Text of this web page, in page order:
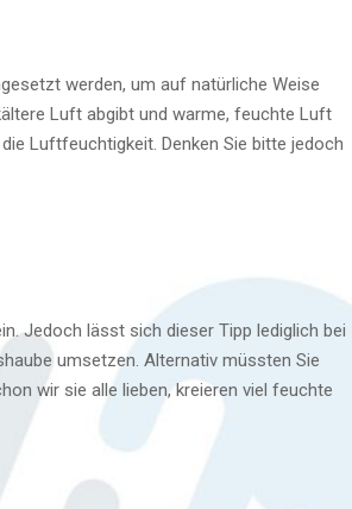
werden, um auf natürliche Weise
Luft abgibt und warme, feuchte Luft
Luftfeuchtigkeit. Denken Sie bitte jedoch
Jedoch lässt sich dieser Tipp lediglich bei
umsetzen. Alternativ müssten Sie
wir sie alle lieben, kreieren viel feuchte